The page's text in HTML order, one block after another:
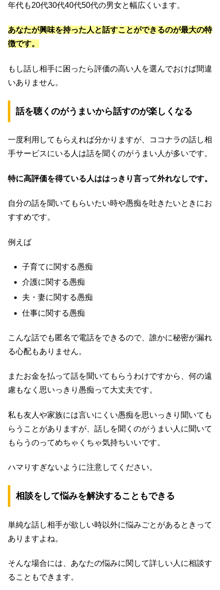
年代も20代30代40代50代の男女と幅広くいます。
あなたが興味を持った人と話すことができるのが最大の特
徴です。
もし話し相手に困ったら評価の高い人を選んでおけば間違
いありません。
話を聴くのがうまいから話すのが楽しくなる
一度利用してもらえれば分かりますが、ココナラの話し相
手サービスにいる人は話を聞くのがうまい人が多いです。
特に高評価を得ている人ははっきり言って外れなしです。
自分の話を聞いてもらいたい時や愚痴を吐きたいときにお
すすめです。
例えば
子育てに関する愚痴
介護に関する愚痴
夫・妻に関する愚痴
仕事に関する愚痴
こんな話でも匿名で電話をできるので、誰かに秘密が漏れ
る心配もありません。
またお金を払って話を聞いてもらうわけですから、何の遠
慮もなく思いっきり愚痴って大丈夫です。
私も友人や家族には言いにくい愚痴を思いっきり聞いても
らうことがありますが、話しを聞くのがうまい人に聞いて
もらうのってめちゃくちゃ気持ちいいです。
ハマりすぎないように注意してください。
相談をして悩みを解決することもできる
単純な話し相手が欲しい時以外に悩みごとがあるときって
ありますよね。
そんな場合には、あなたの悩みに関して詳しい人に相談す
ることもできます。